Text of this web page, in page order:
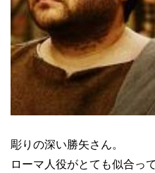
彫りの深い勝矢さん。
ローマ人役がとても似合って